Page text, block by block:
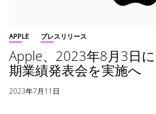
APPLE プレスリリース
Apple、2023年8月3日
期業績発表会を実施へ
2023年7月11日